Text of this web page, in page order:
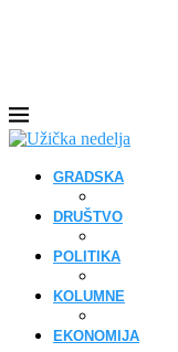
GRADSKA
DRUŠTVO
POLITIKA
KOLUMNE
EKONOMIJA